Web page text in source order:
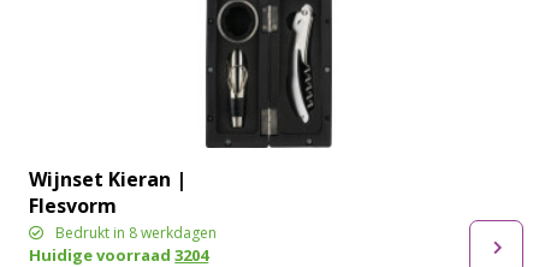
Wijnset Kieran |
Flesvorm
Bedrukt in 8 werkdagen
Huidige voorraad3204